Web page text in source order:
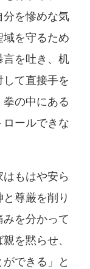
分を慘めな気
を守るため
言を吐き、机
て直接手を
の中にある
ールできな
もはや安ら
尊厳を削り
を分かって
を黙らせ、
できる」と